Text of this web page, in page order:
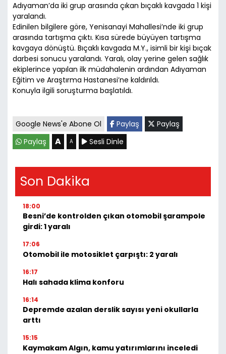
Adıyaman’da iki grup arasında çıkan bıçaklı kavgada 1 kişi
yaralandı.
Edinilen bilgilere göre, Yenisanayi Mahallesi’nde iki grup
arasında tartışma çıktı. Kısa sürede büyüyen tartışma
kavgaya dönüştü. Bıçaklı kavgada M.Y., isimli bir kişi bıçak
darbesi sonucu yaralandı. Yaralı, olay yerine gelen sağlık
ekiplerince yapılan ilk müdahalenin ardından Adıyaman
Eğitim ve Araştırma Hastanesi’ne kaldırıldı.
Konuyla ilgili soruşturma başlatıldı.
Google News'e Abone Ol Paylaş
Paylaş
Paylaş
A A Sesli Dinle
Son Dakika
18:00
Besni’de kontrolden çıkan otomobil şarampole
girdi: 1 yaralı
17:06
Otomobil ile motosiklet çarpıştı: 2 yaralı
16:17
Halı sahada klima konforu
16:14
Depremde azalan derslik sayısı yeni okullarla
arttı
15:15
Kaymakam Algın, kamu yatırımlarını inceledi